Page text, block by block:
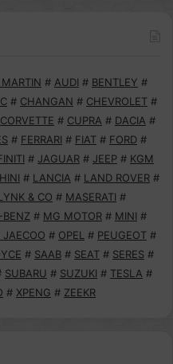
# AUDI # BENTLEY #
# CHANGAN # CHEVROLET #
CORVETTE # CUPRA # DACIA #
# FERRARI # FIAT # FORD #
# JAGUAR # JEEP # KGM
# LANCIA # LAND ROVER #
& CO # MASERATI #
BENZ # MG MOTOR # MINI #
# OPEL # PEUGEOT #
# SAAB # SEAT # SERES #
SUBARU # SUZUKI # TESLA #
# XPENG # ZEEKR